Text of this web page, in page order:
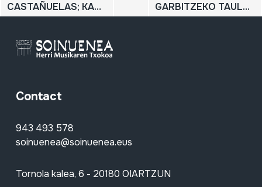
CASTAÑUELAS; KASKAINETAK GARBITZEKO TAULA; TABLA DE LAVAR; WASHBOARD
Contact
943 493 578
soinuenea@soinuenea.eus
Tornola kalea, 6 - 20180 OIARTZUN